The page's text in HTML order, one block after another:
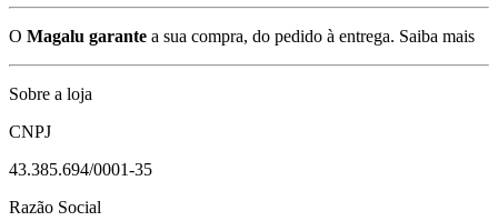
O Magalu garante a sua compra, do pedido à entrega. Saiba mais
Sobre a loja
CNPJ
43.385.694/0001-35
Razão Social